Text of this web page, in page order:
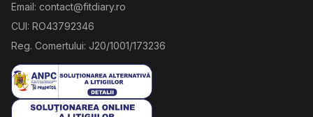
Email: contact@fitdiary.ro
CUI: RO43792346
Reg. Comertului: J20/1001/173236